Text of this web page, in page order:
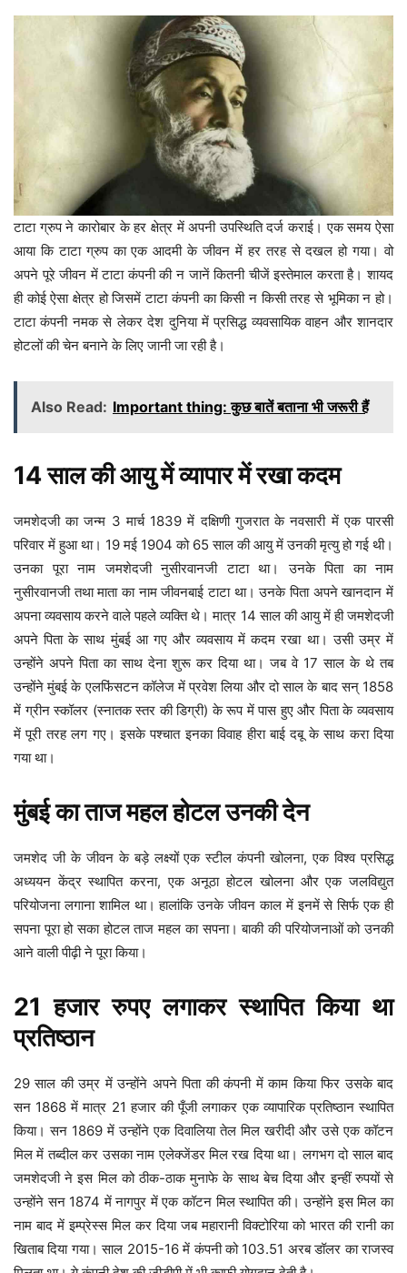
टाटा ग्रुप ने कारोबार के हर क्षेत्र में अपनी उपस्थिति दर्ज कराई। एक समय ऐसा
आया कि टाटा ग्रुप का एक आदमी के जीवन में हर तरह से दखल हो गया। वो
अपने पूरे जीवन में टाटा कंपनी की न जानें कितनी चीजें इस्तेमाल करता है। शायद
ही कोई ऐसा क्षेत्र हो जिसमें टाटा कंपनी का किसी न किसी तरह से भूमिका न हो।
टाटा कंपनी नमक से लेकर देश दुनिया में प्रसिद्ध व्यवसायिक वाहन और शानदार
होटलों की चेन बनाने के लिए जानी जा रही है।
Also Read: Important thing: कुछ बातें बताना भी जरूरी हैं
14 साल की आयु में व्यापार में रखा कदम
जमशेदजी का जन्म 3 मार्च 1839 में दक्षिणी गुजरात के नवसारी में एक पारसी
परिवार में हुआ था। 19 मई 1904 को 65 साल की आयु में उनकी मृत्यु हो गई थी।
उनका पूरा नाम जमशेदजी नुसीरवानजी टाटा था। उनके पिता का नाम
नुसीरवानजी तथा माता का नाम जीवनबाई टाटा था। उनके पिता अपने खानदान में
अपना व्यवसाय करने वाले पहले व्यक्ति थे। मात्र 14 साल की आयु में ही जमशेदजी
अपने पिता के साथ मुंबई आ गए और व्यवसाय में कदम रखा था। उसी उम्र में
उन्होंने अपने पिता का साथ देना शुरू कर दिया था। जब वे 17 साल के थे तब
उन्होंने मुंबई के एलफिंसटन कॉलेज में प्रवेश लिया और दो साल के बाद सन् 1858
में ग्रीन स्कॉलर (स्नातक स्तर की डिग्री) के रूप में पास हुए और पिता के व्यवसाय
में पूरी तरह लग गए। इसके पश्चात इनका विवाह हीरा बाई दबू के साथ करा दिया
गया था।
मुंबई का ताज महल होटल उनकी देन
जमशेद जी के जीवन के बड़े लक्ष्यों एक स्टील कंपनी खोलना, एक विश्व प्रसिद्ध
अध्ययन केंद्र स्थापित करना, एक अनूठा होटल खोलना और एक जलविद्युत
परियोजना लगाना शामिल था। हालांकि उनके जीवन काल में इनमें से सिर्फ एक ही
सपना पूरा हो सका होटल ताज महल का सपना। बाकी की परियोजनाओं को उनकी
आने वाली पीढ़ी ने पूरा किया।
21 हजार रुपए लगाकर स्थापित किया था
प्रतिष्ठान
29 साल की उम्र में उन्होंने अपने पिता की कंपनी में काम किया फिर उसके बाद
सन 1868 में मात्र 21 हजार की पूँजी लगाकर एक व्यापारिक प्रतिष्ठान स्थापित
किया। सन 1869 में उन्होंने एक दिवालिया तेल मिल खरीदी और उसे एक कॉटन
मिल में तब्दील कर उसका नाम एलेक्जेंडर मिल रख दिया था। लगभग दो साल बाद
जमशेदजी ने इस मिल को ठीक-ठाक मुनाफे के साथ बेच दिया और इन्हीं रुपयों से
उन्होंने सन 1874 में नागपुर में एक कॉटन मिल स्थापित की। उन्होंने इस मिल का
नाम बाद में इम्प्रेस्स मिल कर दिया जब महारानी विक्टोरिया को भारत की रानी का
खिताब दिया गया। साल 2015-16 में कंपनी को 103.51 अरब डॉलर का राजस्व